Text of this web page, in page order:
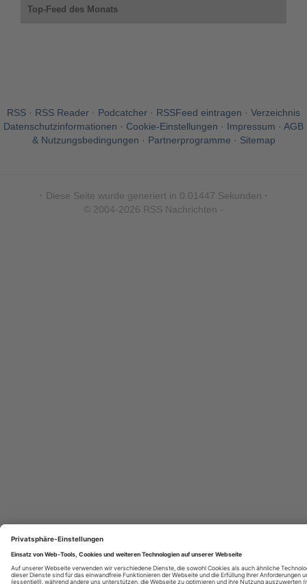
Top-Feed des Monats
RSS · RSS Reader · Podcatcher · RSSFeed eintragen · Verzeichnis
Datenschutzinformationen · Cookie-Einstellungen · Impressum · AGB
& Nutzungsbedingungen · Partnerprogramme · Sitemap
· Diese Seite wurde generiert in 0.01447 Sekunden ·
© 2004-2026 RSS Nachrichten -